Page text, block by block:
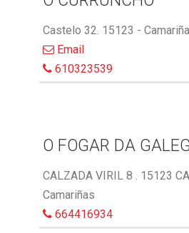
Castelo 32. 15123 -
Email
610323539
O FOGAR DA
CALZADA VIRIL 8 . 15123
Camariñas
664416934